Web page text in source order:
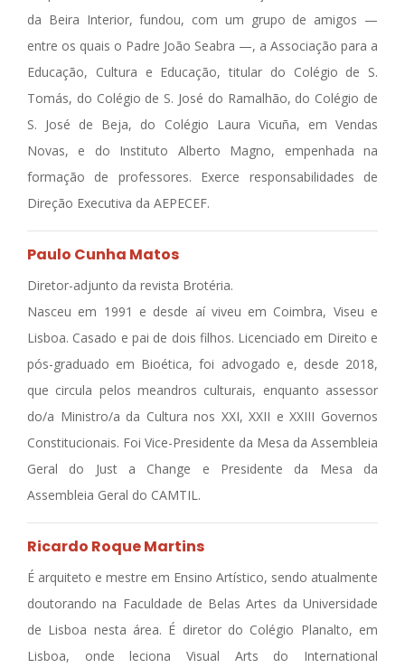
da Beira Interior, fundou, com um grupo de amigos —
entre os quais o Padre João Seabra —, a Associação para a
Educação, Cultura e Educação, titular do Colégio de S.
Tomás, do Colégio de S. José do Ramalhão, do Colégio de
S. José de Beja, do Colégio Laura Vicuña, em Vendas
Novas, e do Instituto Alberto Magno, empenhada na
formação de professores. Exerce responsabilidades de
Direção Executiva da AEPECEF.
Paulo Cunha Matos
Diretor-adjunto da revista Brotéria.
Nasceu em 1991 e desde aí viveu em Coimbra, Viseu e
Lisboa. Casado e pai de dois filhos. Licenciado em Direito e
pós-graduado em Bioética, foi advogado e, desde 2018,
que circula pelos meandros culturais, enquanto assessor
do/a Ministro/a da Cultura nos XXI, XXII e XXIII Governos
Constitucionais. Foi Vice-Presidente da Mesa da Assembleia
Geral do Just a Change e Presidente da Mesa da
Assembleia Geral do CAMTIL.
Ricardo Roque Martins
É arquiteto e mestre em Ensino Artístico, sendo atualmente
doutorando na Faculdade de Belas Artes da Universidade
de Lisboa nesta área. É diretor do Colégio Planalto, em
Lisboa, onde leciona Visual Arts do International